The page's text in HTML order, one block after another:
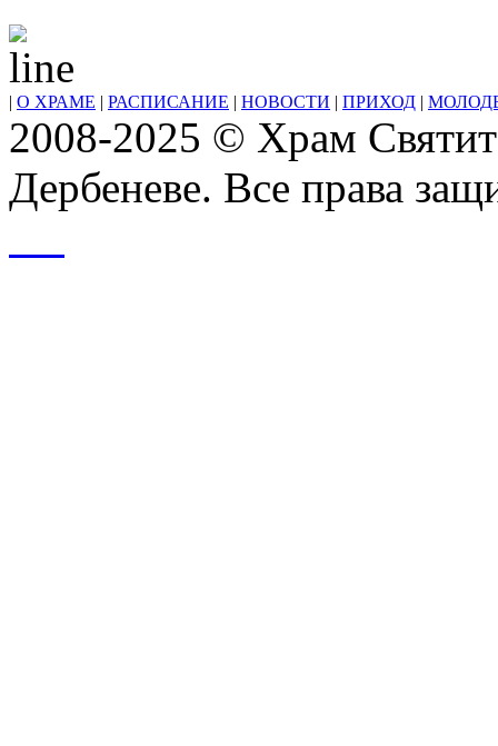
| О ХРАМЕ | РАСПИСАНИЕ | НОВОСТИ | ПРИХОД |
2008-2025 © Храм
Дербеневе. Все права